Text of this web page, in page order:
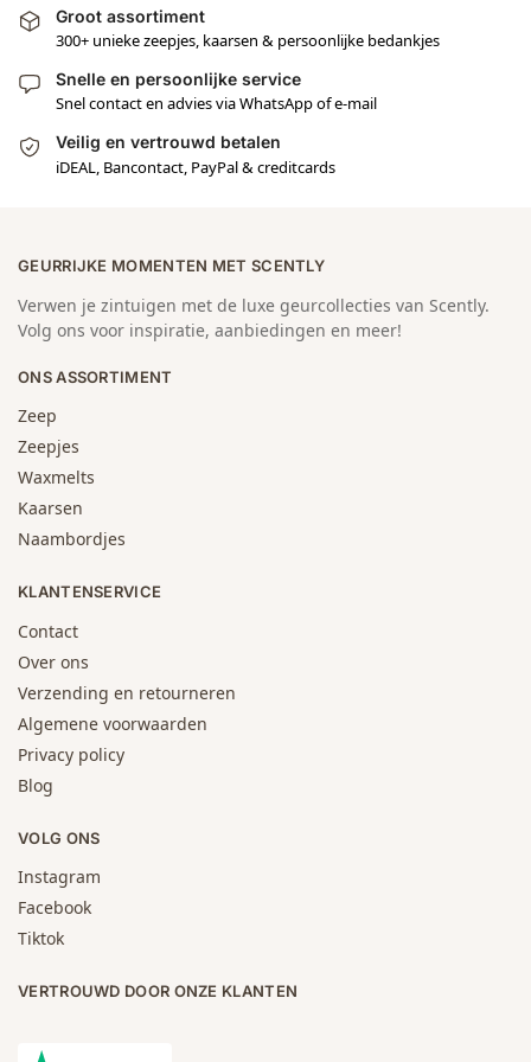
Groot assortiment
300+ unieke zeepjes, kaarsen & persoonlijke bedankjes
Snelle en persoonlijke service
Snel contact en advies via WhatsApp of e-mail
Veilig en vertrouwd betalen
iDEAL, Bancontact, PayPal & creditcards
GEURRIJKE MOMENTEN MET SCENTLY
Verwen je zintuigen met de luxe geurcollecties van Scently.
Volg ons voor inspiratie, aanbiedingen en meer!
ONS ASSORTIMENT
Zeep
Zeepjes
Waxmelts
Kaarsen
Naambordjes
KLANTENSERVICE
Contact
Over ons
Verzending en retourneren
Algemene voorwaarden
Privacy policy
Blog
VOLG ONS
Instagram
Facebook
Tiktok
VERTROUWD DOOR ONZE KLANTEN